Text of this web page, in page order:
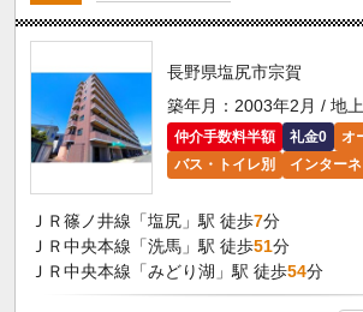
長野県塩尻市宗賀
築年月：2003年2月 / 地
仲介手数料半額 礼金0
オ
バス・トイレ別
インター
ＪＲ篠ノ井線「塩尻」駅 徒歩7分
ＪＲ中央本線「洗馬」駅 徒歩51分
ＪＲ中央本線「みどり湖」駅 徒歩54分